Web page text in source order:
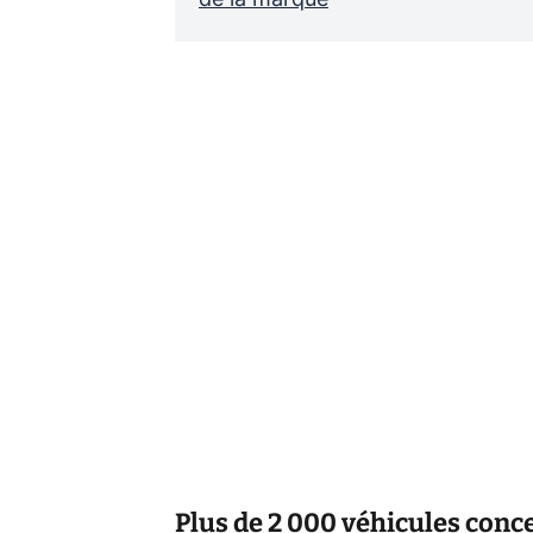
Plus de 2 000 véhicules